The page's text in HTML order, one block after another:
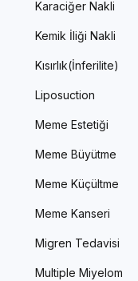
Karaciğer Nakli
Kemik İliği Nakli
Kısırlık(İnferilite)
Liposuction
Meme Estetiği
Meme Büyütme
Meme Küçültme
Meme Kanseri
Migren Tedavisi
Multiple Miyelom